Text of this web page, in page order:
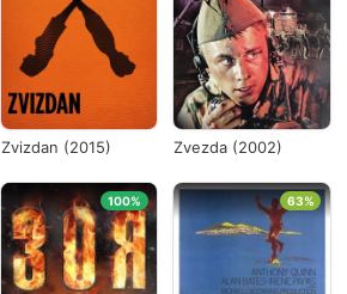
Zvizdan (2015) Zvezda (2002)
100% 63%